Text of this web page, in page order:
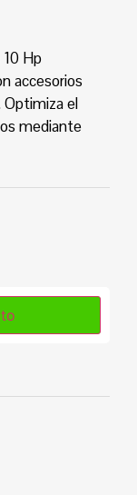
Hp
accesorios
Optimiza el
mediante